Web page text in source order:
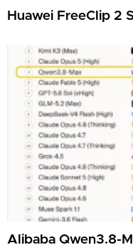
Huawei FreeClip 2
Alibaba Qwen3.8-